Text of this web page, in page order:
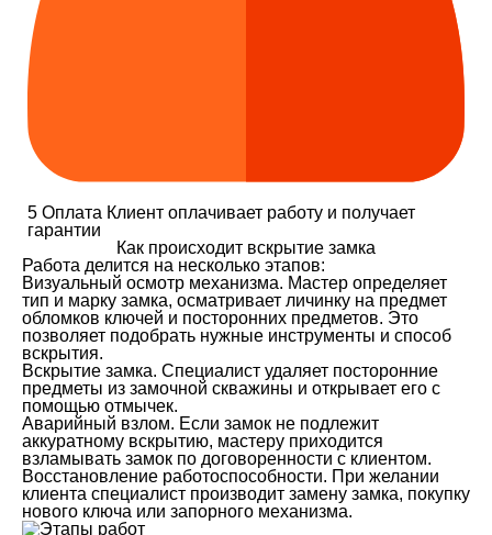
5 Оплата Клиент оплачивает работу и получает
гарантии
Как происходит вскрытие замка
Работа делится на несколько этапов:
Визуальный осмотр механизма. Мастер определяет
тип и марку замка, осматривает личинку на предмет
обломков ключей и посторонних предметов. Это
позволяет подобрать нужные инструменты и способ
вскрытия.
Вскрытие замка. Специалист удаляет посторонние
предметы из замочной скважины и открывает его с
помощью отмычек.
Аварийный взлом. Если замок не подлежит
аккуратному вскрытию, мастеру приходится
взламывать замок по договоренности с клиентом.
Восстановление работоспособности. При желании
клиента специалист производит замену замка, покупку
нового ключа или запорного механизма.